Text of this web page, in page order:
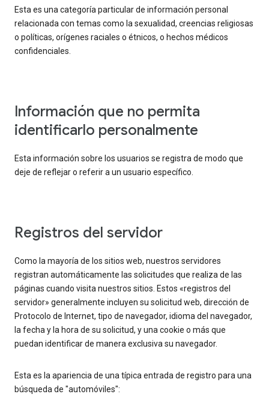
Esta es una categoría particular de información personal
relacionada con temas como la sexualidad, creencias religiosas
o políticas, orígenes raciales o étnicos, o hechos médicos
confidenciales.
Información que no permita
identificarlo personalmente
Esta información sobre los usuarios se registra de modo que
deje de reflejar o referir a un usuario específico.
Registros del servidor
Como la mayoría de los sitios web, nuestros servidores
registran automáticamente las solicitudes que realiza de las
páginas cuando visita nuestros sitios. Estos «registros del
servidor» generalmente incluyen su solicitud web, dirección de
Protocolo de Internet, tipo de navegador, idioma del navegador,
la fecha y la hora de su solicitud, y una cookie o más que
puedan identificar de manera exclusiva su navegador.
Esta es la apariencia de una típica entrada de registro para una
búsqueda de "automóviles":